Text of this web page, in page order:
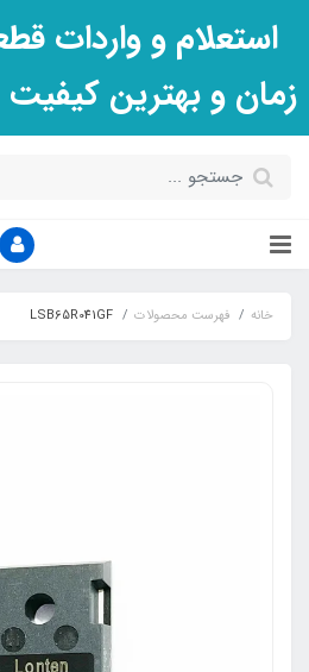
استعلام و واردات
زمان و بهترین کیفیت
خانه فهرست محصولات LSB65R041GF